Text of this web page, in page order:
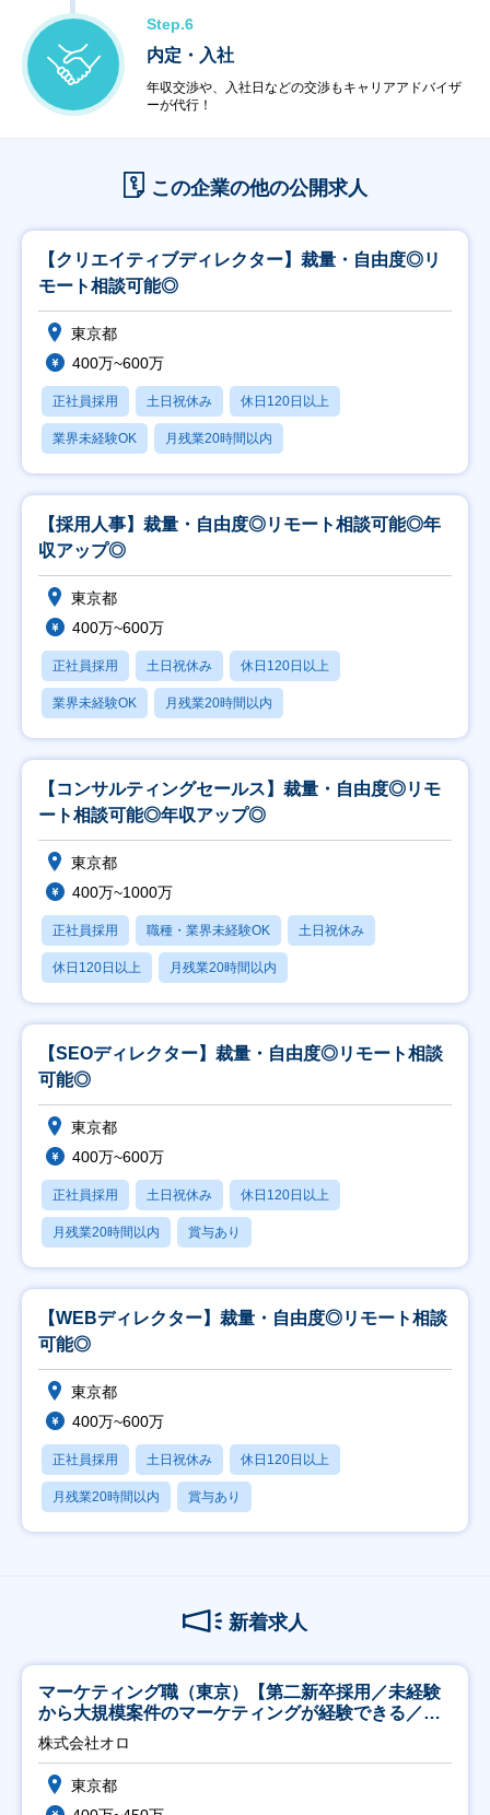
Step.6
内定・入社
年収交渉や、入社日などの交渉もキャリアアドバイザ
ーが代行！
この企業の他の公開求人
【クリエイティブディレクター】裁量・自由度◎リ
モート相談可能◎
東京都
400万~600万
正社員採用 土日祝休み 休日120日以上
業界未経験OK 月残業20時間以内
【採用人事】裁量・自由度◎リモート相談可能◎年
収アップ◎
東京都
400万~600万
正社員採用 土日祝休み 休日120日以上
業界未経験OK 月残業20時間以内
【コンサルティングセールス】裁量・自由度◎リモ
ート相談可能◎年収アップ◎
東京都
400万~1000万
正社員採用 職種・業界未経験OK 土日祝休み
休日120日以上 月残業20時間以内
【SEOディレクター】裁量・自由度◎リモート相談
可能◎
東京都
400万~600万
正社員採用 土日祝休み 休日120日以上
月残業20時間以内 賞与あり
【WEBディレクター】裁量・自由度◎リモート相談
可能◎
東京都
400万~600万
正社員採用 土日祝休み 休日120日以上
月残業20時間以内 賞与あり
新着求人
マーケティング職（東京）【第二新卒採用／未経験
から大規模案件のマーケティングが経験できる／研
修充実】
株式会社オロ
東京都